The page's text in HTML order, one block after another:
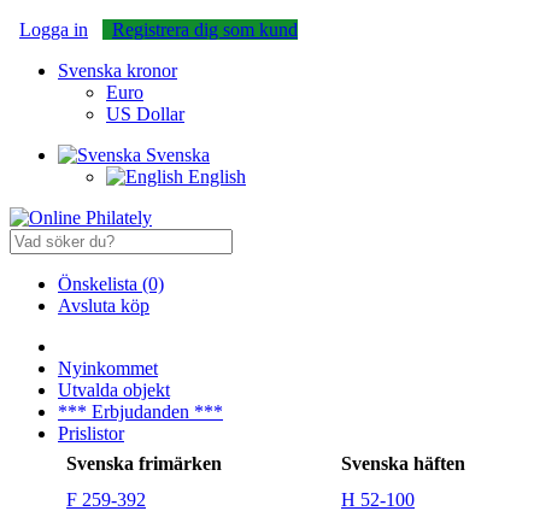
Logga in
Registrera dig som kund
Svenska kronor
Euro
US Dollar
Svenska
English
Önskelista (0)
Avsluta köp
Nyinkommet
Utvalda objekt
*** Erbjudanden ***
Prislistor
Svenska frimärken
Svenska häften
F 259-392
H 52-100